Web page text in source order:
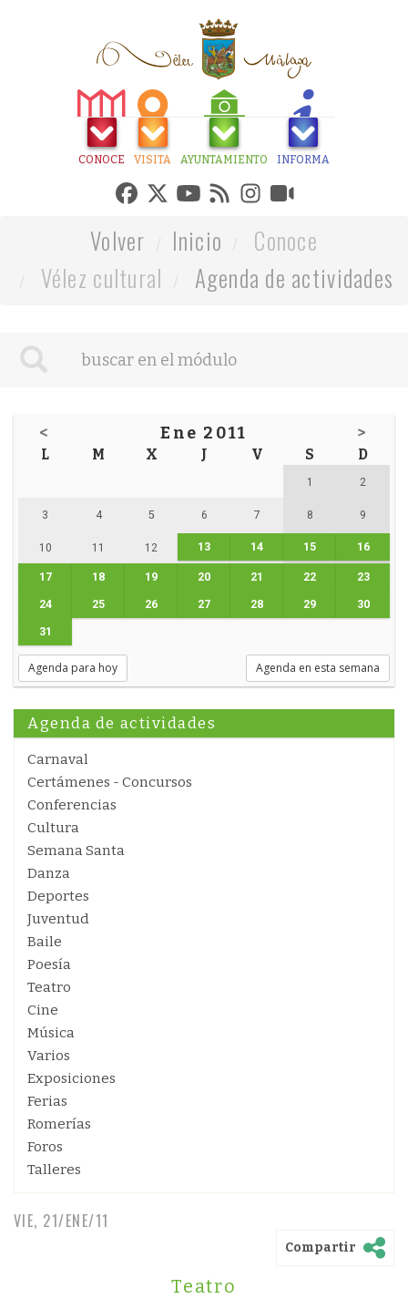
CONOCE VISITA AYUNTAMIENTO INFORMA
Volver Inicio
Conoce
Vélez cultural
Agenda de actividades
< Ene 2011 >
L M X J V S D
1 2
3 4 5 6 7 8 9
10 11 12 13 14 15 16
17 18 19 20 21 22 23
24 25 26 27 28 29 30
31
Agenda para hoy Agenda en esta semana
Agenda de actividades
Carnaval
Certámenes - Concursos
Conferencias
Cultura
Semana Santa
Danza
Deportes
Juventud
Baile
Poesía
Teatro
Cine
Música
Varios
Exposiciones
Ferias
Romerías
Foros
Talleres
VIE, 21/ENE/11
Compartir
Teatro